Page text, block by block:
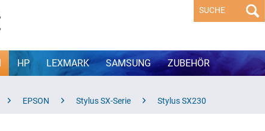
HP LEXMARK SAMSUNG ZUBEHÖR
EPSON Stylus SX-Serie Stylus SX230